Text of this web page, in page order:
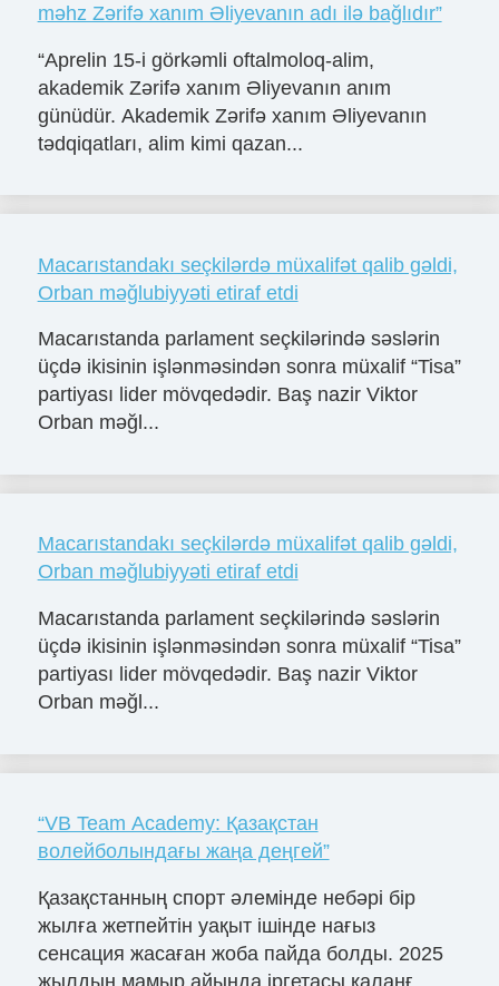
məhz Zərifə xanım Əliyevanın adı ilə bağlıdır”
“Aprelin 15-i görkəmli oftalmoloq-alim,
akademik Zərifə xanım Əliyevanın anım
günüdür. Akademik Zərifə xanım Əliyevanın
tədqiqatları, alim kimi qazan...
Macarıstandakı seçkilərdə müxalifət qalib gəldi,
Orban məğlubiyyəti etiraf etdi
Macarıstanda parlament seçkilərində səslərin
üçdə ikisinin işlənməsindən sonra müxalif “Tisa”
partiyası lider mövqedədir. Baş nazir Viktor
Orban məğl...
Macarıstandakı seçkilərdə müxalifət qalib gəldi,
Orban məğlubiyyəti etiraf etdi
Macarıstanda parlament seçkilərində səslərin
üçdə ikisinin işlənməsindən sonra müxalif “Tisa”
partiyası lider mövqedədir. Baş nazir Viktor
Orban məğl...
“VB Team Academy: Қазақстан
волейболындағы жаңа деңгей”
Қазақстанның спорт әлемінде небәрі бір
жылға жетпейтін уақыт ішінде нағыз
сенсация жасаған жоба пайда болды. 2025
жылдың мамыр айында іргетасы қаланғ...